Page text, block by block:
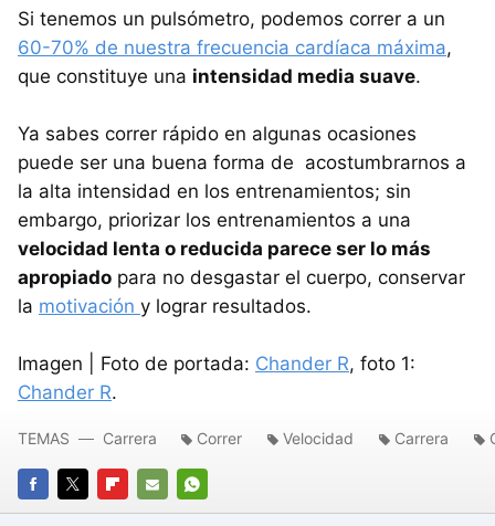
Si tenemos un pulsómetro, podemos correr a un
60-70% de nuestra frecuencia cardíaca máxima,
que constituye una intensidad media suave.
Ya sabes correr rápido en algunas ocasiones
puede ser una buena forma de acostumbrarnos a
la alta intensidad en los entrenamientos; sin
embargo, priorizar los entrenamientos a una
velocidad lenta o reducida parece ser lo más
apropiado para no desgastar el cuerpo, conservar
la motivación y lograr resultados.
Imagen | Foto de portada: Chander R, foto 1:
Chander R.
FACEBOOK
TWITTERFLIPBOARD
E-
WHATSAPP
TEMAS Carrera Correr Velocidad Carrera